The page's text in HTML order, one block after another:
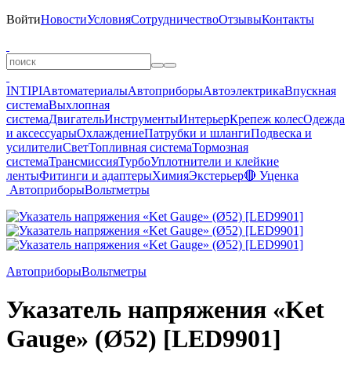
ВойтиНовостиУсловияСотрудничествоОтзывыКонтакты
INTIPIАвтоматериалыАвтоприборыАвтоэлектрикаВпускная
системаВыхлопная
системаДвигательИнструментыИнтерьерКрепеж колесОдежда
и аксессуарыОхлаждениеПатрубки и шлангиПодвеска и
усилителиСветТопливная системаТормозная
системаТрансмиссияТурбоУплотнители и клейкие
лентыФитинги и адаптерыХимияЭкстерьер🔴 Уценка
АвтоприборыВольтметры
АвтоприборыВольтметры
Указатель напряжения «Ket
Gauge» (Ø52) [LED9901]